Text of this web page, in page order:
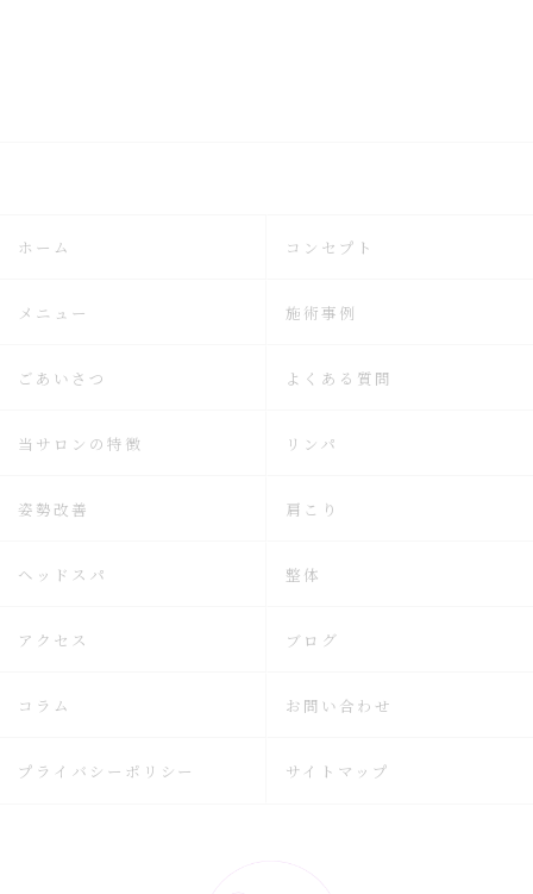
ホーム コンセプト
メニュー 施術事例
ごあいさつ よくある質問
当サロンの特徴 リンパ
姿勢改善 肩こり
ヘッドスパ 整体
アクセス ブログ
コラム お問い合わせ
プライバシーポリシー サイトマップ